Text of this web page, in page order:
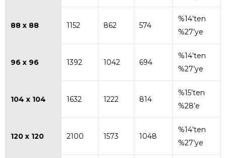
88 x 88 1152 862 574
%14’ten
%27’ye
96 x 96 1392 1042 694
%14’ten
%27’ye
104 x 104 1632 1222 814
%15’ten
%28’e
120 x 120 2100 1573 1048
%14’ten
%27’ye